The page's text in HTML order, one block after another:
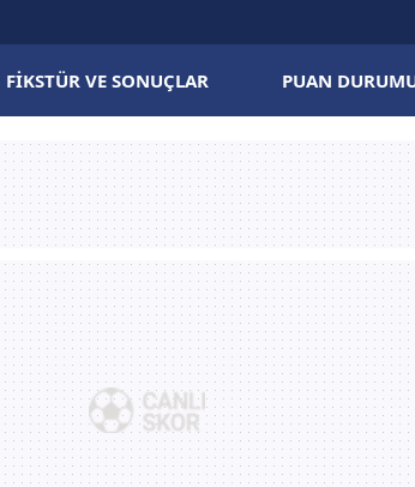
FIKSTÜR VE SONUÇLAR PUAN